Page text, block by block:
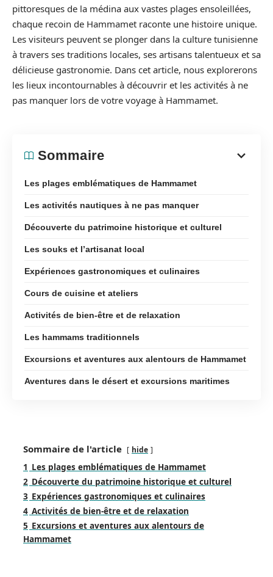
pittoresques de la médina aux vastes plages ensoleillées,
chaque recoin de Hammamet raconte une histoire unique.
Les visiteurs peuvent se plonger dans la culture tunisienne
à travers ses traditions locales, ses artisans talentueux et sa
délicieuse gastronomie. Dans cet article, nous explorerons
les lieux incontournables à découvrir et les activités à ne
pas manquer lors de votre voyage à Hammamet.
Sommaire
Les plages emblématiques de Hammamet
Les activités nautiques à ne pas manquer
Découverte du patrimoine historique et culturel
Les souks et l’artisanat local
Expériences gastronomiques et culinaires
Cours de cuisine et ateliers
Activités de bien-être et de relaxation
Les hammams traditionnels
Excursions et aventures aux alentours de Hammamet
Aventures dans le désert et excursions maritimes
Sommaire de l'article hide
1 Les plages emblématiques de Hammamet
2 Découverte du patrimoine historique et culturel
3 Expériences gastronomiques et culinaires
4 Activités de bien-être et de relaxation
5 Excursions et aventures aux alentours de
Hammamet